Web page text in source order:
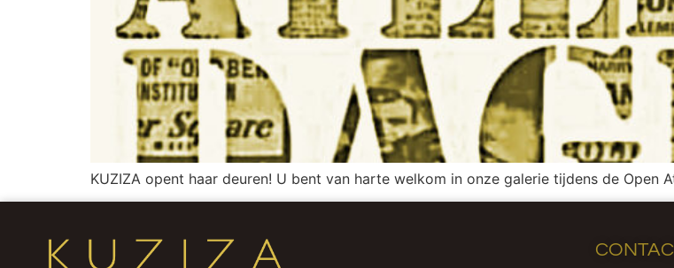
KUZIZA opent haar deuren! U bent van harte welkom in onze galerie tijdens de Open